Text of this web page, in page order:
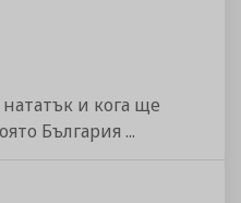
и кога ще
България ...